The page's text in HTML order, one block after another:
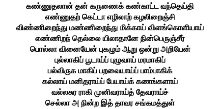
கண்ணுதலான் தன் கருணைக் கண்காட்ட வந்தெய்தி
எண்ணுதற் கெட்டா எழிலாற் கழலிறைஞ்சி
விண்ணிறைந்து மண்ணிறைந்து மிக்காய் விளங்கொளியாய்
எண்ணிறந் தெல்லை யிலாதானே நின்பெருஞ்சீர்
பொல்லா வினையேன் புகழும் ஆறு ஒன்று அறியேன்
புல்லாகிப் பூடாய்ப் புழுவாய் மரமாகிப்
பல்விருக மாகிப் பறவையாய்ப் பாம்பாகிக்
கல்லாய் மனிதராய்ப் பேயாய்க் கணங்களாய்
வல்லசுர ராகி முனிவராய்த் தேவராய்ச்
செல்லா அ நின்ற இத் தாவர சங்கமத்துள்